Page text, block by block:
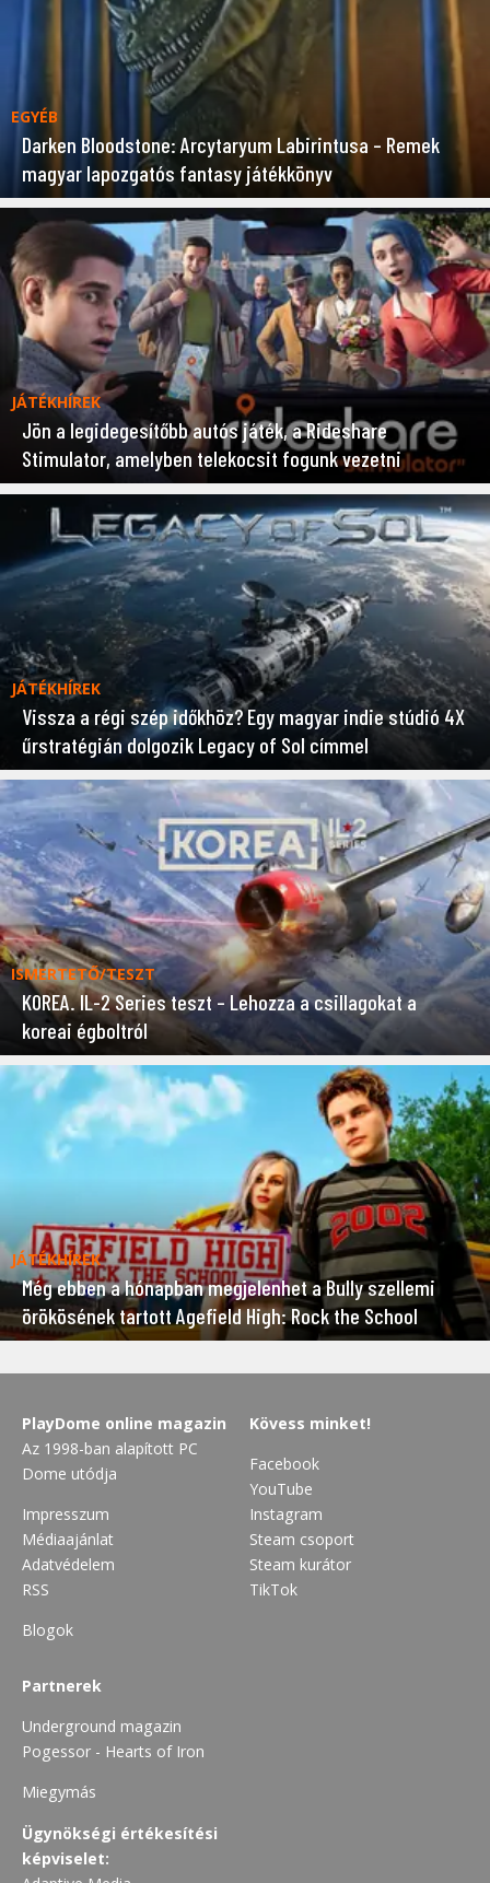
EGYÉB
Darken Bloodstone: Arcytaryum Labirintusa – Remek
magyar lapozgatós fantasy játékkönyv
JÁTÉKHÍREK
Jön a legidegesítőbb autós játék, a Rideshare
Stimulator, amelyben telekocsit fogunk vezetni
JÁTÉKHÍREK
Vissza a régi szép időkhöz? Egy magyar indie stúdió 4X
űrstratégián dolgozik Legacy of Sol címmel
ISMERTETŐ/TESZT
KOREA. IL-2 Series teszt – Lehozza a csillagokat a
koreai égboltról
JÁTÉKHÍREK
Még ebben a hónapban megjelenhet a Bully szellemi
örökösének tartott Agefield High: Rock the School
PlayDome online magazin
Az 1998-ban alapított PC
Dome utódja
Impresszum
Médiaajánlat
Adatvédelem
RSS
Blogok
Kövess minket!
Facebook
YouTube
Instagram
Steam csoport
Steam kurátor
TikTok
Partnerek
Underground magazin
Pogessor - Hearts of Iron
Miegymás
Ügynökségi értékesítési
képviselet: